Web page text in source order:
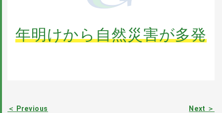
パンフレット お問い合わせ
年明けから自然災害が多発
＜ Previous Next ＞